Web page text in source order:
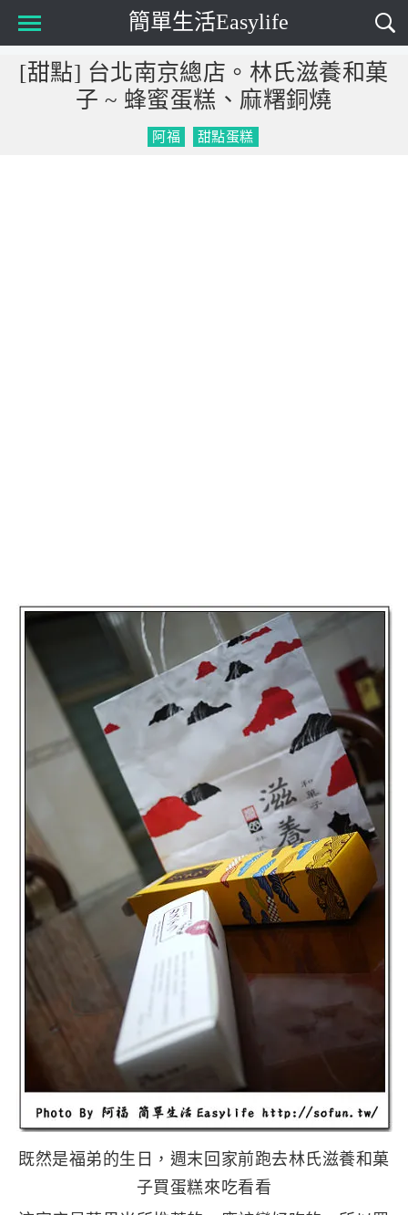
簡單生活Easylife
Main Menu
[甜點] 台北南京總店。林氏滋養和菓
子 ~ 蜂蜜蛋糕、麻糬銅燒
阿福 甜點蛋糕
既然是福弟的生日，週末回家前跑去林氏滋養和菓
子買蛋糕來吃看看